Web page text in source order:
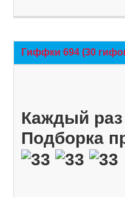
Гиффки 694 (30
Каждый
Подборка